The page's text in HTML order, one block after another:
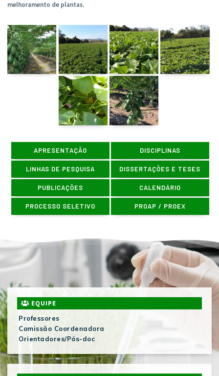
melhoramento de plantas.
APRESENTAÇÃO DISCIPLINAS
LINHAS DE PESQUISA DISSERTAÇÕES E TESES
PUBLICAÇÕES CALENDÁRIO
PROCESSO SELETIVO PROAP / PROEX
EQUIPE
Professores
Comissão Coordenadora
Orientadores/Pós-doc